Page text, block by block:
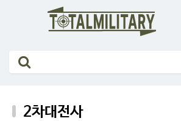
2차대전사